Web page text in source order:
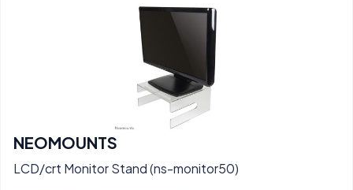
NEOMOUNTS
LCD/crt Monitor Stand (ns-monitor50)